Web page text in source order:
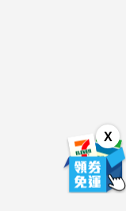
X